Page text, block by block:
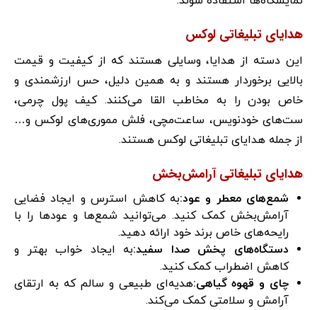
هدایای تبلیغاتی لوکس
این دسته از هدایا، وسایلی هستند که از کیفیت و قیمت
بالایی برخوردار هستند و به همین دلیل، حس ارزشمندی و
خاص بودن را به مخاطب القا می‌کنند. کیف پول چرمی،
ست‌های خودنویس، ساعت‌مچی، فلش مموری‌های لوکس و…
از جمله هدایای تبلیغاتی لوکس هستند.
هدایای تبلیغاتی آرامش‌بخش
شمع‌های معطر و عود:به کاهش استرس و ایجاد فضایی
آرامش‌بخش کمک کنید. می‌توانید شمع‌ها و عودها را با
رایحه‌های خاص برند خود ارائه دهید.
دستگاه‌های پخش صدا سفید:به ایجاد خواب بهتر و
کاهش اضطراب کمک کنید.
چای و قهوه گیاهی:هدیه‌ای طبیعی و سالم که به ارتقای
آرامش و سلامتی کمک می‌کند.